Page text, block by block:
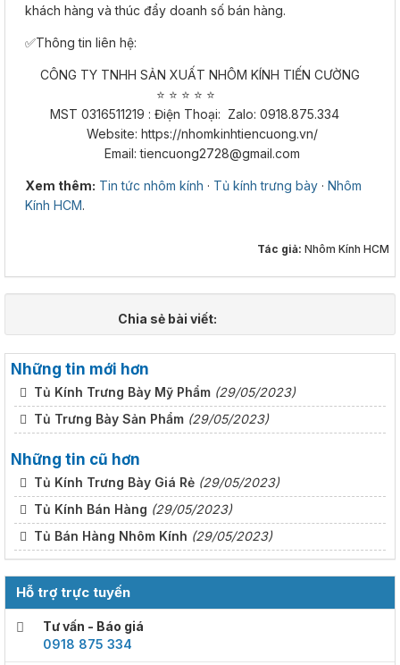
khách hàng và thúc đẩy doanh số bán hàng.
✅Thông tin liên hệ:
CÔNG TY TNHH SẢN XUẤT NHÔM KÍNH TIẾN CƯỜNG
⭐ ⭐ ⭐ ⭐ ⭐​​​​​​​
MST 0316511219 : Điện Thoại: Zalo: 0918.875.334
Website: https://nhomkinhtiencuong.vn/
Email: tiencuong2728@gmail.com
Xem thêm: Tin tức nhôm kính · Tủ kính trưng bày · Nhôm
Kính HCM.
Tác giả: Nhôm Kính HCM
Chia sẻ bài viết:
Những tin mới hơn
Tủ Kính Trưng Bày Mỹ Phẩm (29/05/2023)
Tủ Trưng Bày Sản Phẩm (29/05/2023)
Những tin cũ hơn
Tủ Kính Trưng Bày Giá Rẻ (29/05/2023)
Tủ Kính Bán Hàng (29/05/2023)
Tủ Bán Hàng Nhôm Kính (29/05/2023)
Hỗ trợ trực tuyến
Tư vấn - Báo giá
0918 875 334